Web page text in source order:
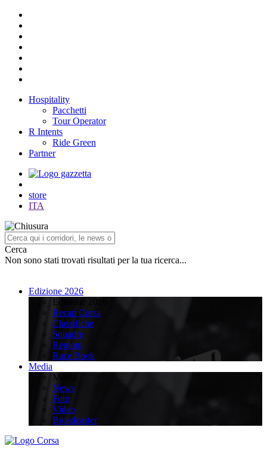
Hospitality
Pacchetti
Tour Operator
R Intents
Ride Green
Partner
store
ITA
Cerca
Non sono stati trovati risultati per la tua ricerca...
Edizione 2026
Edizione 2026
Recap Corsa
Classifiche
Squadre
Regioni
Race Book
Media
Media
News
Foto
Video
Broadcaster